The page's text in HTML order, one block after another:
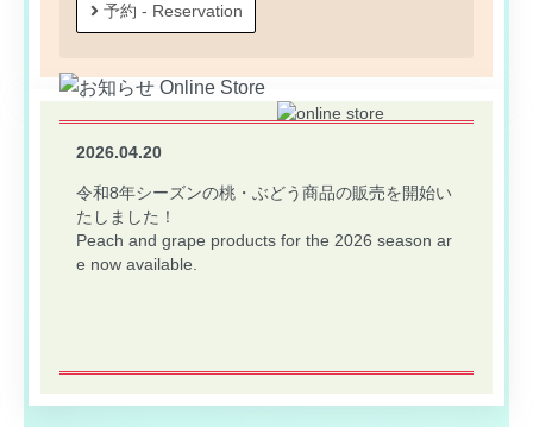
予約 - Reservation
2026.04.20
令和8年シーズンの桃・ぶどう商品の販売を開始い
たしました！
Peach and grape products for the 2026 season ar
e now available.